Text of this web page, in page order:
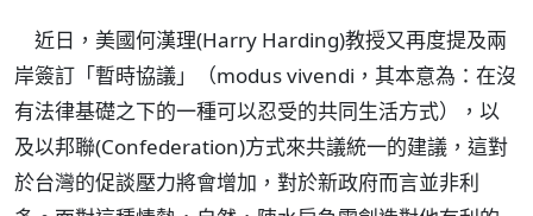
近日，美國何漢理(Harry Harding)教授又再度提及兩
岸簽訂「暫時協議」（modus vivendi，其本意為：在沒
有法律基礎之下的一種可以忍受的共同生活方式），以
及以邦聯(Confederation)方式來共議統一的建議，這對
於台灣的促談壓力將會增加，對於新政府而言並非利